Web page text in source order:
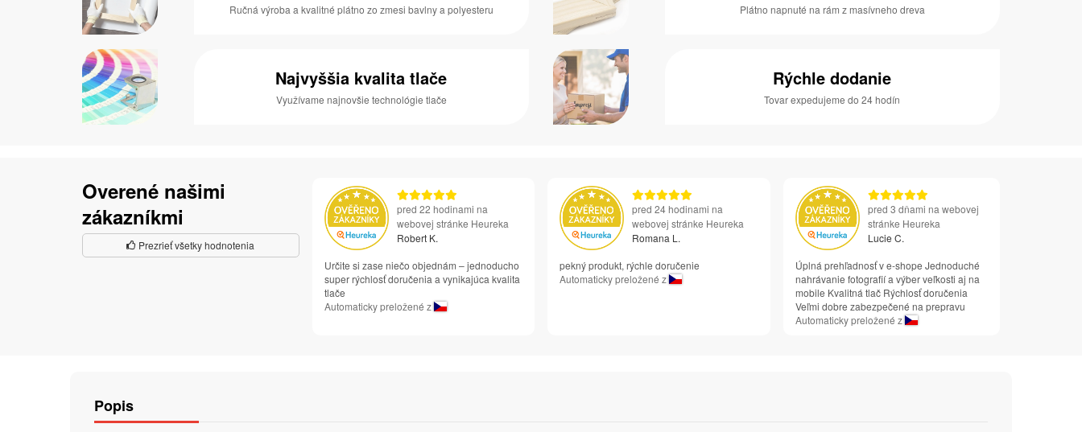
Ručná výroba a kvalitné plátno zo zmesi bavlny a polyesteru Plátno napnuté na rám z masívneho dreva
Najvyššia kvalita tlače
Využívame najnovšie technológie tlače
Rýchle dodanie
Tovar expedujeme do 24 hodín
Overené našimi
zákazníkmi
Prezrieť všetky hodnotenia
pred 22 hodinami na
webovej stránke Heureka
Robert K.
Určite si zase niečo objednám – jednoducho
super rýchlosť doručenia a vynikajúca kvalita
tlače
Automaticky preložené z
pred 24 hodinami na
webovej stránke Heureka
Romana L.
pekný produkt, rýchle doručenie
Automaticky preložené z
pred 3 dňami na webovej
stránke Heureka
Lucie C.
Úplná prehľadnosť v e-shope Jednoduché
nahrávanie fotografií a výber veľkosti aj na
mobile Kvalitná tlač Rýchlosť doručenia
Veľmi dobre zabezpečené na prepravu
Automaticky preložené z
Popis